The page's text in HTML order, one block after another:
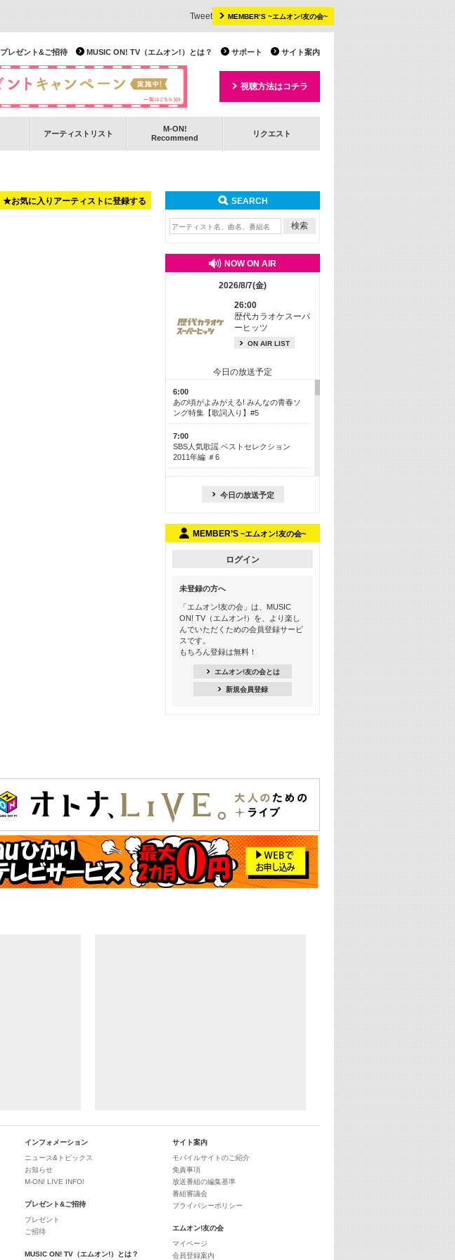
MEMBER’S ~エムオン!友の会~
Tweet
サイト案内
サポート
MUSIC ON! TV（エムオン!）とは？
プレゼント&ご招待
視聴方法はコチラ
アーティストリスト
M-ON!
Recommend
リクエスト
★お気に入りアーティストに登録する SEARCH
NOW ON AIR
2026/8/7(金)
26:00
歴代カラオケスーパ
ーヒッツ
ON AIR LIST
今日の放送予定
6:00
あの頃がよみがえる! みんなの青春ソ
ング特集【歌詞入り】#5
7:00
SBS人気歌謡 ベストセレクション
2011年編 ＃6
今も昔も愛される鉄板カラオケメドレ
ー【歌詞入り】 一挙5時間！
13:30
Apple Music カウントダウン 20
16:30
あのころK-POPヒッツ! 2018→2021年
18:30
M-ON! Countdown K
23:00
SUPER EIGHT特集
24:00
25:00
エムオン! ヒッツ
26:00
今日の放送予定
MEMBER’S ~エムオン!友の会~
ログイン
未登録の方へ
「エムオン!友の会」は、MUSIC
ON! TV（エムオン!）を、より楽し
んでいただくための会員登録サービ
スです。
もちろん登録は無料！
エムオン!友の会とは
新規会員登録
インフォメーション
ニュース&トピックス
お知らせ
M-ON! LIVE INFO!
プレゼント&ご招待
プレゼント
ご招待
MUSIC ON! TV（エムオン!）とは？
サイト案内
モバイルサイトのご紹介
免責事項
放送番組の編集基準
番組審議会
プライバシーポリシー
エムオン!友の会
マイページ
会員登録案内